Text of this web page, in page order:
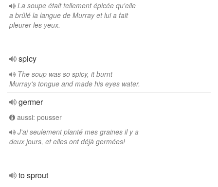
La soupe était tellement épicée qu'elle
a brûlé la langue de Murray et lui a fait
pleurer les yeux.
spicy
The soup was so spicy, it burnt
Murray's tongue and made his eyes water.
germer
aussi: pousser
J'ai seulement planté mes graines il y a
deux jours, et elles ont déjà germées!
to sprout